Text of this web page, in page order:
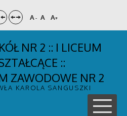
A- A A+
NR 2 :: I LICEUM
::
ZAWODOWE NR 2
KAROLA SANGUSZKI